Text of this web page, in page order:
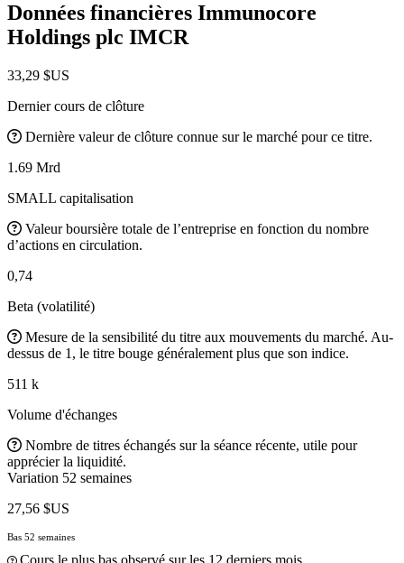
Données financières Immunocore
Holdings plc IMCR
33,29 $US
Dernier cours de clôture
Dernière valeur de clôture connue sur le marché pour ce titre.
1.69 Mrd
SMALL capitalisation
Valeur boursière totale de l’entreprise en fonction du nombre
d’actions en circulation.
0,74
Beta (volatilité)
Mesure de la sensibilité du titre aux mouvements du marché. Au-
dessus de 1, le titre bouge généralement plus que son indice.
511 k
Volume d'échanges
Nombre de titres échangés sur la séance récente, utile pour
apprécier la liquidité.
Variation 52 semaines
27,56 $US
Bas 52 semaines
Cours le plus bas observé sur les 12 derniers mois.